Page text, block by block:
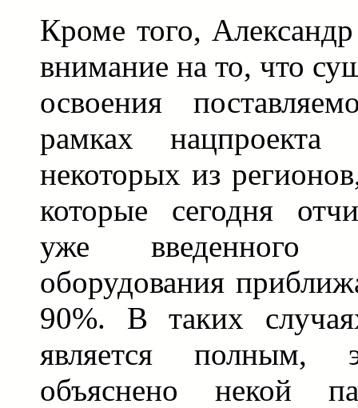
Кроме того,
внимание на то, что
освоения
рамках нацпроекта
некоторых из
которые сегодня
уже введенного
оборудования
90%. В таких
является
объяснено некой